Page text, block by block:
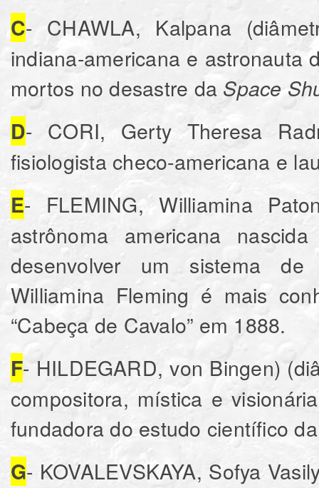
C- CHAWLA, Kalpana
indiana-americana e astronauta
mortos no desastre da Space
D- CORI, Gerty Theresa
fisiologista checo-americana e
E- FLEMING, Williamina
astrônoma americana
desenvolver um sistema de
Williamina Fleming é mais
“Cabeça de Cavalo” em 1888.
F- HILDEGARD, von Bingen)
compositora, mística e
fundadora do estudo científico
G- KOVALEVSKAYA, Sofya